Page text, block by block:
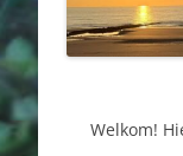
Welkom!